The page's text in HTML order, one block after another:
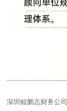
深圳鲲鹏志财务公